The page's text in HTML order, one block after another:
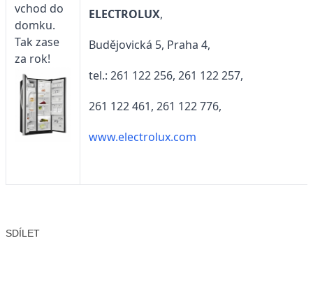
vchod do
domku.
Tak zase
za rok!
ELECTROLUX,
Budějovická 5, Praha 4,
tel.: 261 122 256, 261 122 257,
261 122 461, 261 122 776,
www.electrolux.com
SDÍLET